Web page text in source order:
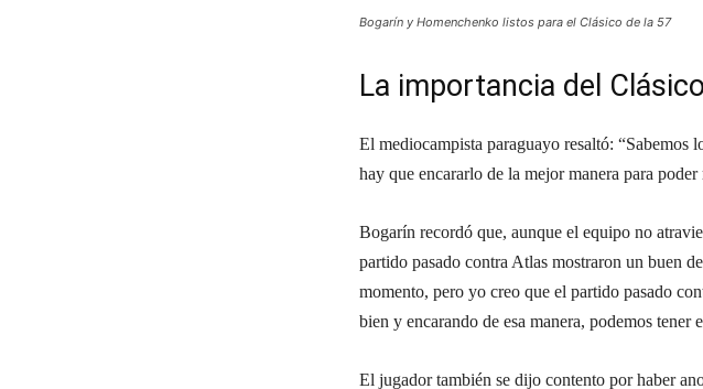
Bogarín y Homenchenko listos para el Clásico de la 57
La importancia del
El mediocampista paraguayo resaltó:
hay que encararlo de la mejor manera para
Bogarín recordó que, aunque el equipo no
partido pasado contra Atlas mostraron un buen
momento, pero yo creo que el partido pasado
bien y encarando de esa manera, podemos tener
El jugador también se dijo contento por haber